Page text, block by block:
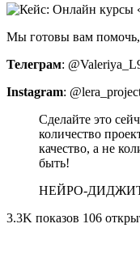
Мы готовы вам
Телеграм:
Instagram:
Сделайте это
количество
качество, а не
быть!
НЕЙРО-
3.3K показов 106